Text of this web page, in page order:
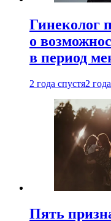
Гинеколог
о
в период
2 года спустя2
Пять